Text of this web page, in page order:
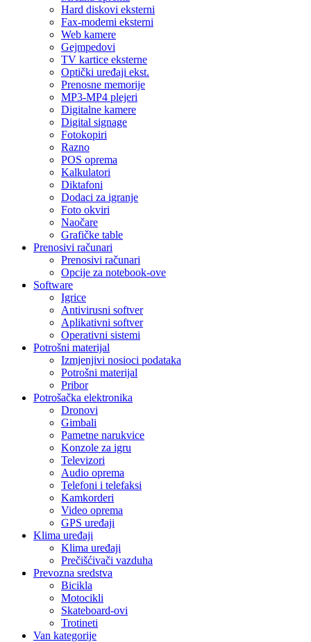
Hard diskovi eksterni
Fax-modemi eksterni
Web kamere
Gejmpedovi
TV kartice eksterne
Optički uređaji ekst.
Prenosne memorije
MP3-MP4 plejeri
Digitalne kamere
Digital signage
Fotokopiri
Razno
POS oprema
Kalkulatori
Diktafoni
Dodaci za igranje
Foto okviri
Naočare
Grafičke table
Prenosivi računari
Prenosivi računari
Opcije za notebook-ove
Software
Igrice
Antivirusni softver
Aplikativni softver
Operativni sistemi
Potrošni materijal
Izmjenjivi nosioci podataka
Potrošni materijal
Pribor
Potrošačka elektronika
Dronovi
Gimbali
Pametne narukvice
Konzole za igru
Televizori
Audio oprema
Telefoni i telefaksi
Kamkorderi
Video oprema
GPS uređaji
Klima uređaji
Klima uređaji
Prečišćivači vazduha
Prevozna sredstva
Bicikla
Motocikli
Skateboard-ovi
Trotineti
Van kategorije